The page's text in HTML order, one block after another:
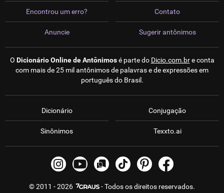
Encontrou um erro?
Anuncie
Contato
Sugerir antônimos
O Dicionário Online de Antônimosé parte do Dicio.com.bre conta
com mais de 25 mil antônimos de palavras e de expressões em
português do Brasil.
Dicionário
Sinônimos
Conjugação
Texxto.ai
© 2011 - 2026 - Todos os direitos reservados.